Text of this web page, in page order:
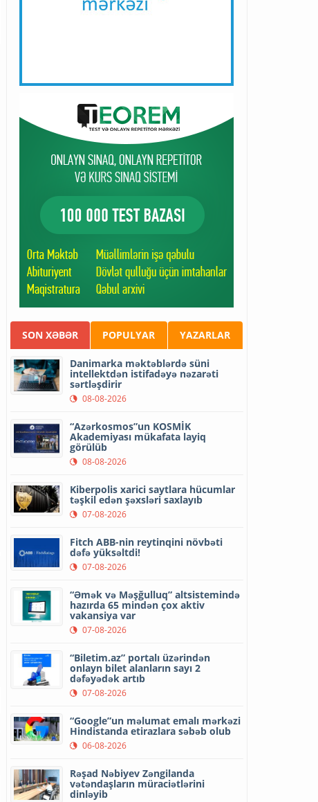
SON XƏBƏR POPULYAR YAZARLAR
Danimarka məktəblərdə süni
intellektdən istifadəyə nəzarəti
sərtləşdirir
08-08-2026
“Azərkosmos”un KOSMİK
Akademiyası mükafata layiq
görülüb
08-08-2026
Kiberpolis xarici saytlara hücumlar
təşkil edən şəxsləri saxlayıb
07-08-2026
Fitch ABB-nin reytinqini növbəti
dəfə yüksəltdi!
07-08-2026
“Əmək və Məşğulluq” altsistemində
hazırda 65 mindən çox aktiv
vakansiya var
07-08-2026
“Biletim.az” portalı üzərindən
onlayn bilet alanların sayı 2
dəfəyədək artıb
07-08-2026
“Google”un məlumat emalı mərkəzi
Hindistanda etirazlara səbəb olub
06-08-2026
Rəşad Nəbiyev Zəngilanda
vətəndaşların müraciətlərini
dinləyib